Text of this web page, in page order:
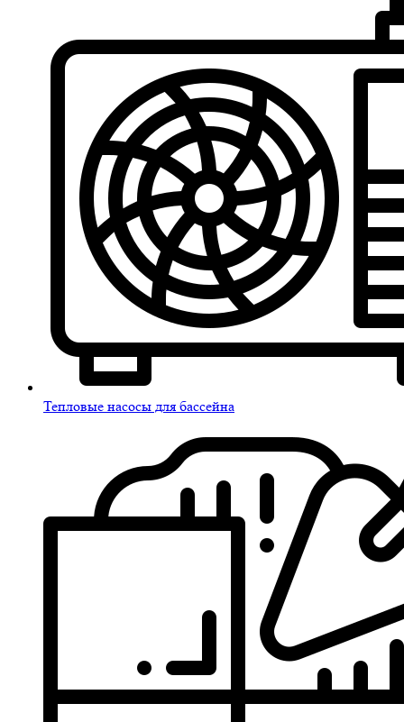
Тепловые насосы для бассейна